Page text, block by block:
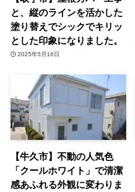
と、縦のラインを活かした
塗り替えでシックでキリッ
とした印象になりました。
2025年5月16日
【牛久市】不動の人気色
「クールホワイト」で清潔
感あふれる外観に変わりま